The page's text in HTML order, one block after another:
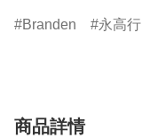
Branden 永高行
商品詳情